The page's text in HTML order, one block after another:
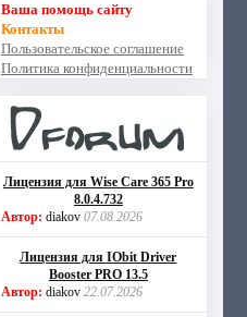
Ваша помощь сайту
Контакты
Пользовательское соглашение
Политика конфиденциальности
Лицензия для Wise Care 365 Pro
8.0.4.732
Автор: diakov 07.08.2026
Лицензия для IObit Driver
Booster PRO 13.5
Автор: diakov 22.07.2026